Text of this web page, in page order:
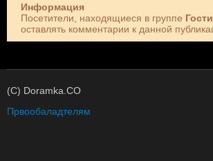
Информация
Посетители, находящиеся в группе Гости
оставлять комментарии к данной
(C) Doramka.CO
Првообаладтелям